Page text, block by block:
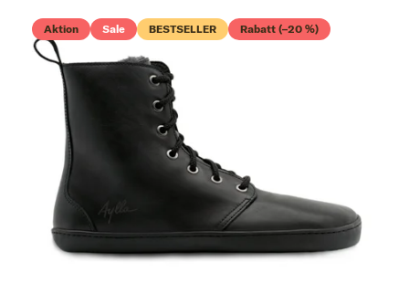
Aktion Sale BESTSELLER Rabatt (–20 %)